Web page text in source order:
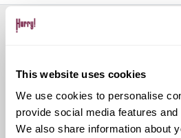
This website uses cookies
We use cookies to personalise
provide social media features
We also share information about
Ritiro Usato